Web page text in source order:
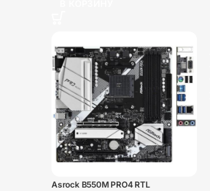
Asrock B550M PRO4 RTL